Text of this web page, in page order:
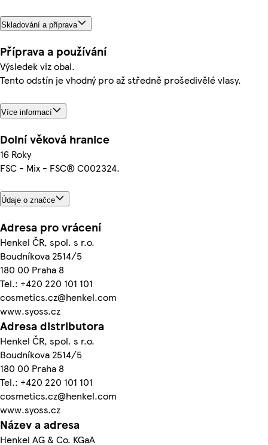
Skladování a příprava
Příprava a používání
Výsledek viz obal.
Tento odstín je vhodný pro až středně prošedivělé vlasy.
Více informací
Dolní věková hranice
16 Roky
FSC - Mix - FSC® C002324.
Údaje o značce
Adresa pro vrácení
Henkel ČR, spol. s r.o.
Boudníkova 2514/5
180 00 Praha 8
Tel.: +420 220 101 101
cosmetics.cz@henkel.com
www.syoss.cz
Adresa distributora
Henkel ČR, spol. s r.o.
Boudníkova 2514/5
180 00 Praha 8
Tel.: +420 220 101 101
cosmetics.cz@henkel.com
www.syoss.cz
Název a adresa
Henkel AG & Co. KGaA